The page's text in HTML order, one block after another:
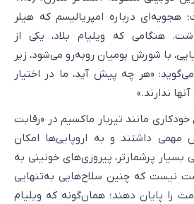
هجویه‌ای درباره امپریالیسم که هیلر
در سال ۱۸۹۸ نوشت. هنگامی که ویلیام بلاد، یکی از
با شورش بومیان روبه‌رو می‌شود، زیر
«هر چه پیش آید، ما در اختیار
ندارند.»
مانند تیربار ماکسیم در «رقابت
مهمی داشتند و به اروپایی‌ها امکان
بسیار پرشمارتر، پیروزی‌های خونینی به
نیست که چنین سلاح‌هایی به‌تنهایی
را پایان دهند؛ همان‌گونه که ویلیام